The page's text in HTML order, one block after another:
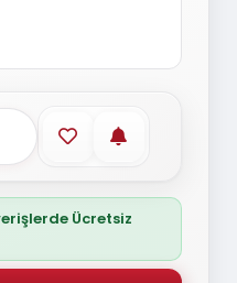
Favorilere ekle
Stoğa
Ücretsiz